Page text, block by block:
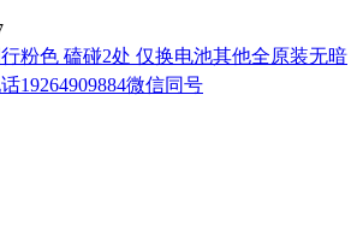
粉色 磕碰2处 仅换电池其他全原装无暗
19264909884微信同号